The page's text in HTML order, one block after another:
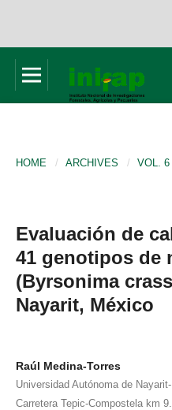
HOME / ARCHIVES / VOL. 6
Evaluación de
41 genotipos de
(Byrsonima
Nayarit, México
Raúl Medina-Torres
Universidad Autónoma de
Carretera Tepic-Compostela km